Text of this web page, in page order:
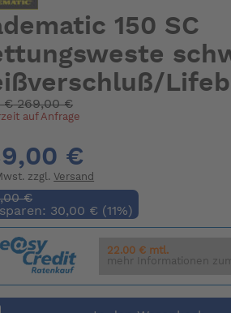
150 SC
€269,00 €
auf Anfrage
€
zzgl.Versand
€
30,00 € (11%)
22.00 € mtl.
mehr Informationen